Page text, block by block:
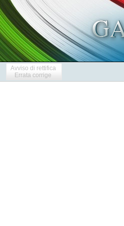
Avviso di rettifica
Errata corrige